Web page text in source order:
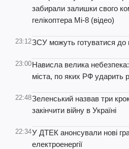
забирали залишки свого
гелікоптера Мі-8 (відео)
23:12ЗСУ можуть готуватися до
23:00Нависла велика
міста, по яких РФ ударить
22:48Зеленський назвав три
закінчити війну в Україні
22:34У ДТЕК анонсували нові
електроенергії